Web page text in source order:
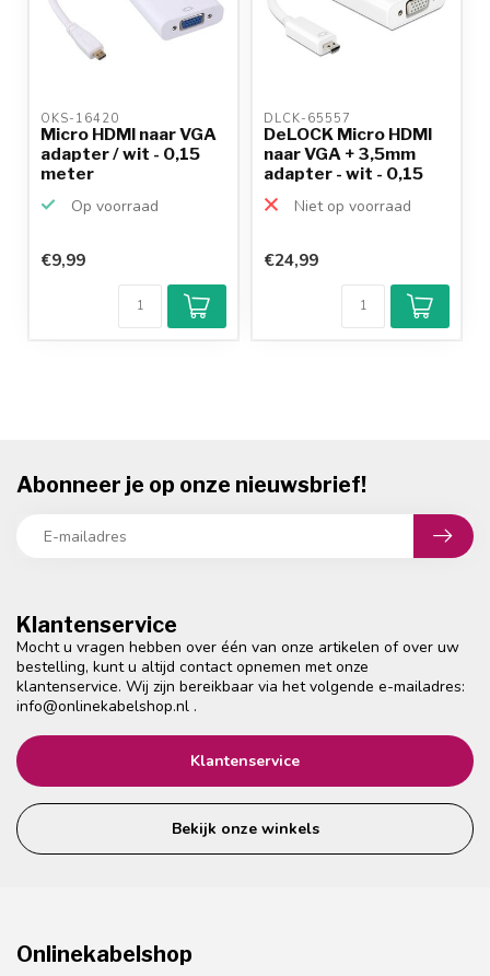
OKS-16420
Micro HDMI naar VGA
adapter / wit - 0,15
meter
Op voorraad
€9,99
DLCK-65557
DeLOCK Micro HDMI
naar VGA + 3,5mm
adapter - wit - 0,15
m...
Niet op voorraad
Klantenbeoordeling
9,2/10
Achteraf
betalen mogelijk
€24,99
Klantenservice
Mocht u vragen hebben over één van onze artikelen of over uw
bestelling, kunt u altijd contact opnemen met onze
klantenservice. Wij zijn bereikbaar via het volgende e-mailadres:
info@onlinekabelshop.nl .
Klantenservice
Bekijk onze winkels
Abonneer je op onze nieuwsbrief!
Onlinekabelshop